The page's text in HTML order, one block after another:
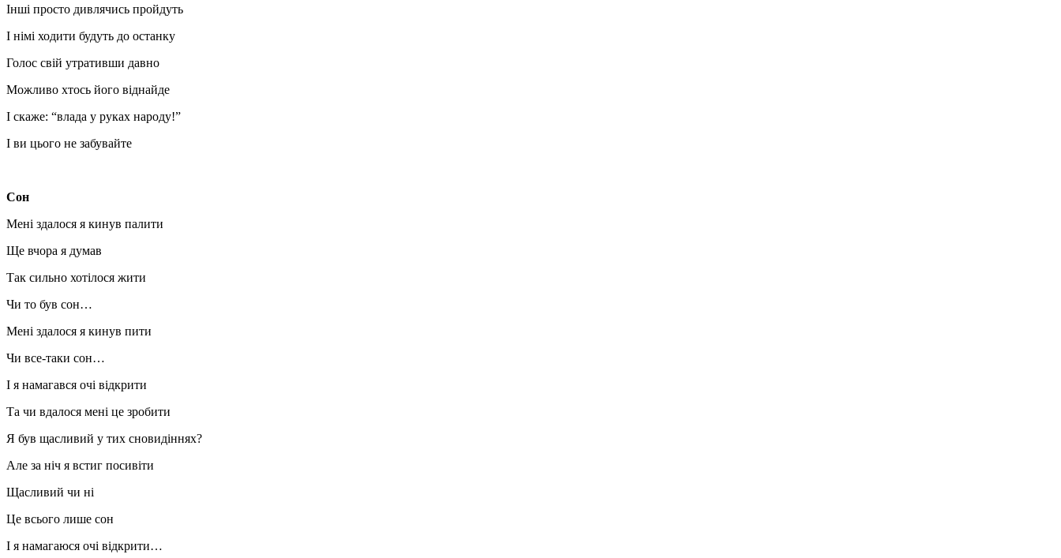
Інші просто дивлячись пройдуть
І німі ходити будуть до останку
Голос свій утративши давно
Можливо хтось його віднайде
І скаже: “влада у руках народу!”
І ви цього не забувайте
Сон
Мені здалося я кинув палити
Ще вчора я думав
Так сильно хотілося жити
Чи то був сон…
Мені здалося я кинув пити
Чи все-таки сон…
І я намагався очі відкрити
Та чи вдалося мені це зробити
Я був щасливий у тих сновидіннях?
Але за ніч я встиг посивіти
Щасливий чи ні
Це всього лише сон
І я намагаюся очі відкрити…